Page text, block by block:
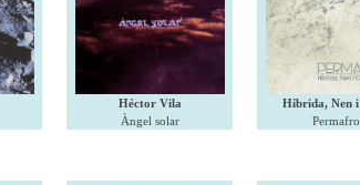
Héctor Vila
Àngel solar
Híbrida, Nen